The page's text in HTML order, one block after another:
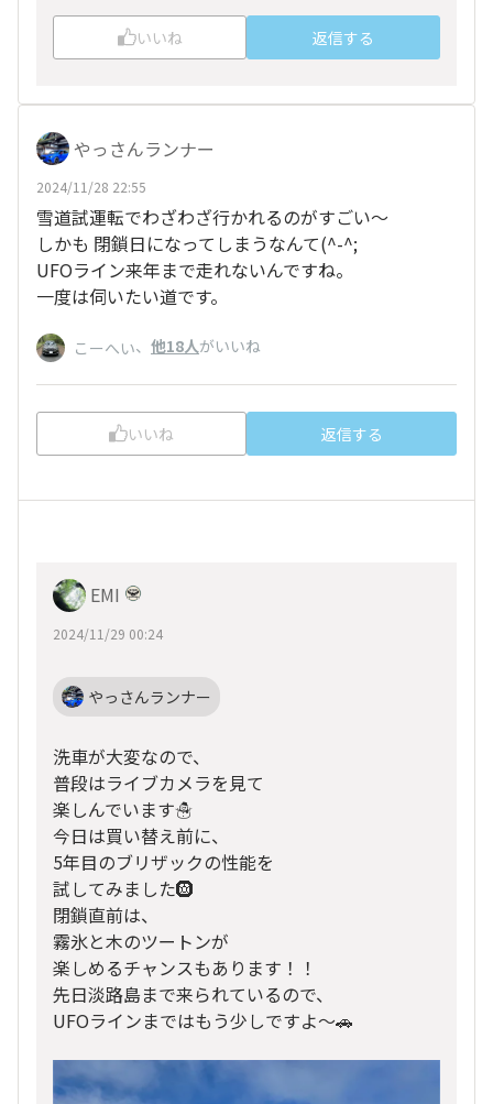
いいね 返信する
やっさんランナー
2024/11/28 22:55
雪道試運転でわざわざ行かれるのがすごい～
しかも 閉鎖日になってしまうなんて(^-^;
UFOライン来年まで走れないんですね。
一度は伺いたい道です。
こーへい、 他18人がいいね
いいね 返信する
EMI
2024/11/29 00:24
やっさんランナー
洗車が大変なので、
普段はライブカメラを見て
楽しんでいます☃️
今日は買い替え前に、
5年目のブリザックの性能を
試してみました🛞
閉鎖直前は、
霧氷と木のツートンが
楽しめるチャンスもあります！！
先日淡路島まで来られているので、
UFOラインまではもう少しですよ〜🚗